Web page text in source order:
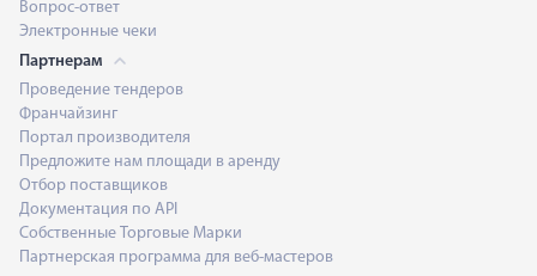
Вопрос-ответ
Электронные чеки
Партнерам
Проведение тендеров
Франчайзинг
Портал производителя
Предложите нам площади в аренду
Отбор поставщиков
Документация по API
Собственные Торговые Марки
Партнерская программа для веб-мастеров